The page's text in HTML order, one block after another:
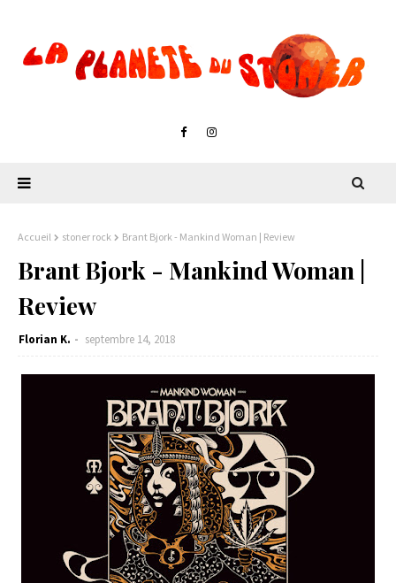
Accueil stoner rock Brant Bjork - Mankind Woman | Review
Brant Bjork - Mankind Woman |
Review
Florian K. septembre 14, 2018